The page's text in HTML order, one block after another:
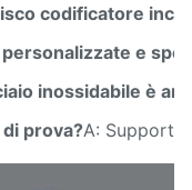
codificatore
e
inossidabile è
prova?A: Supporto